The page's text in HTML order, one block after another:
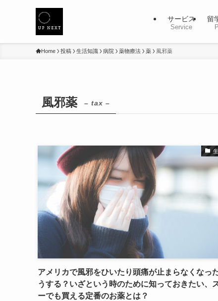
サービス
Service
留
Home 投稿 生活知識 病院 薬物療法 薬 風邪薬
風邪薬 – tax –
アメリカで風邪をひいたり頭痛が止まらなくなっ
うする？いざという時のために知っておきたい、
ーでも買える定番のお薬とは？